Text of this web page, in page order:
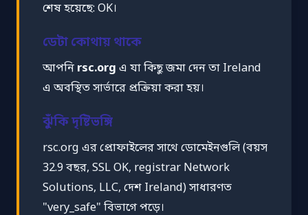
শেষ হয়েছে: OK।
ডেটা কোথায় থাকে
আপনি rsc.org এ যা কিছু জমা দেন তা Ireland
এ অবস্থিত সার্ভারে প্রক্রিয়া করা হয়।
ঝুঁকি দৃষ্টিভঙ্গি
rsc.org এর প্রোফাইলের সাথে ডোমেইনগুলি (বয়স
32.9 বছর, SSL OK, registrar Network
Solutions, LLC, দেশ Ireland) সাধারণত
"very_safe" বিভাগে পড়ে।